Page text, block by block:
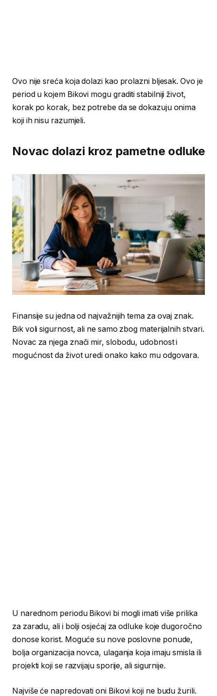
Ovo nije sreća koja dolazi kao prolazni bljesak. Ovo je
period u kojem Bikovi mogu graditi stabilniji život,
korak po korak, bez potrebe da se dokazuju onima
koji ih nisu razumjeli.
Novac dolazi kroz pametne odluke
Finansije su jedna od najvažnijih tema za ovaj znak.
Bik voli sigurnost, ali ne samo zbog materijalnih stvari.
Novac za njega znači mir, slobodu, udobnost i
mogućnost da život uredi onako kako mu odgovara.
U narednom periodu Bikovi bi mogli imati više prilika
za zaradu, ali i bolji osjećaj za odluke koje dugoročno
donose korist. Moguće su nove poslovne ponude,
bolja organizacija novca, ulaganja koja imaju smisla ili
projekti koji se razvijaju sporije, ali sigurnije.
Najviše će napredovati oni Bikovi koji ne budu žurili.